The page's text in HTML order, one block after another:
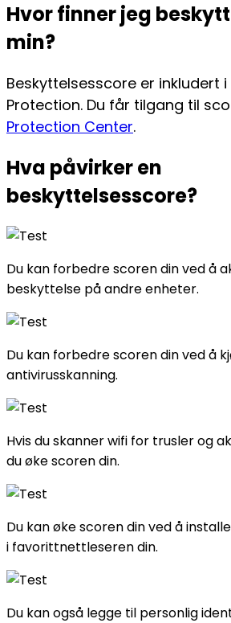
Hvor finnerjeg
min?
Beskyttelsesscore er inkludert
Protection. Du får tilgang til
Protection Center.
Hva påvirkeren
beskyttelsesscore?
Du kan forbedre scoren din ved å
beskyttelse på andre enheter.
Du kan forbedre scoren din ved å
antivirusskanning.
Hvis du skanner wifi for trusler og
du øke scoren din.
Du kan øke scoren din ved å
i favorittnettleseren din.
Du kan også legge til personlig